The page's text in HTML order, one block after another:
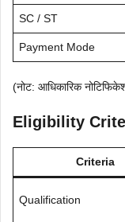
SC / ST
Payment Mode
(नोट: आधिकारिक
Eligibility
Criteria
Qualification